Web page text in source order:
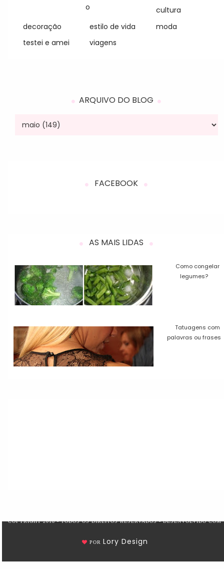
o
cultura
decoração
estilo de vida
moda
testei e amei
viagens
ARQUIVO DO BLOG
FACEBOOK
AS MAIS LIDAS
Como congelar
legumes?
Tatuagens com
palavras ou frases
COPYRIGHT 2018 - TODOS OS DIREITOS RESERVADOS - DESENVOLVIDO COM
POR Lory Design